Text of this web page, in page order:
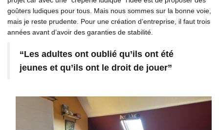
goûters ludiques pour tous. Mais nous sommes sur la bonne voie,
mais je reste prudente. Pour une création d’entreprise, il faut trois
années avant d’avoir des garanties de stabilité.
“Les adultes ont oublié qu’ils ont été
jeunes et qu’ils ont le droit de jouer”